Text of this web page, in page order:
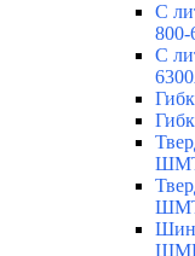
С
800-
С